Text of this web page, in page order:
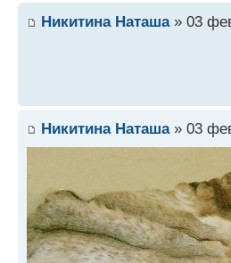
Никитина Наташа» 03
Никитина Наташа» 03